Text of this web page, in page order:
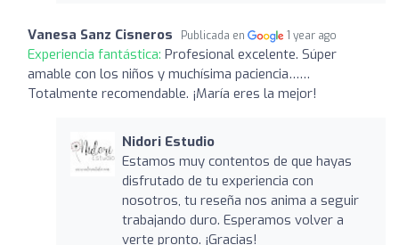
Vanesa Sanz Cisneros Publicada en 1 year ago
Experiencia fantástica: Profesional excelente. Súper
amable con los niños y muchísima paciencia……
Totalmente recomendable. ¡María eres la mejor!
Nidori Estudio
Estamos muy contentos de que hayas
disfrutado de tu experiencia con
nosotros, tu reseña nos anima a seguir
trabajando duro. Esperamos volver a
verte pronto. ¡Gracias!